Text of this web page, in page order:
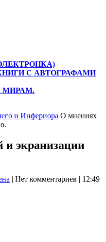
С АВТОГРАФАМИ
МИРАМ.
и Инфериора О мнениях
и экранизации
| Нет комментариев | 12:49